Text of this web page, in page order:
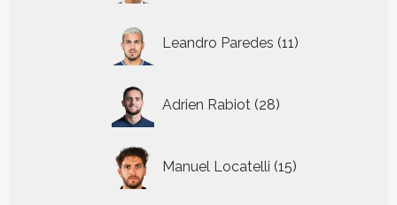
Leandro Paredes 11
producten
Adrien Rabiot 28
producten
Manuel Locatelli 15
producten